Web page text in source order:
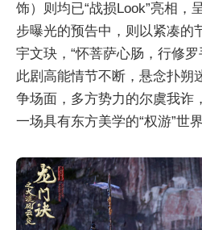
饰）则均已“战损Look”亮相，
步曝光的预告中，则以紧凑的
宇文玦，“怀菩萨心肠，行修罗
此剧高能情节不断，悬念扑朔
争场面，多方势力的尔虞我诈
一场具有东方美学的“权游”世界